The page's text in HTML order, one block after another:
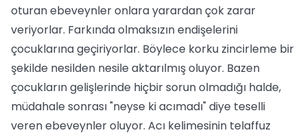
oturan ebeveynler onlara yarardan çok zarar
veriyorlar. Farkında olmaksızın endişelerini
çocuklarına geçiriyorlar. Böylece korku zincirleme bir
şekilde nesilden nesile aktarılmış oluyor. Bazen
çocukların gelişlerinde hiçbir sorun olmadığı halde,
müdahale sonrası "neyse ki acımadı" diye teselli
veren ebeveynler oluyor. Acı kelimesinin telaffuz